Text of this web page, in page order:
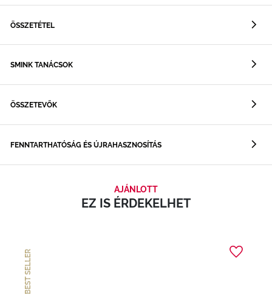
ÖSSZETÉTEL
SMINK TANÁCSOK
ÖSSZETEVŐK
FENNTARTHATÓSÁG ÉS ÚJRAHASZNOSÍTÁS
AJÁNLOTT
EZ IS ÉRDEKELHET
BEST SELLER